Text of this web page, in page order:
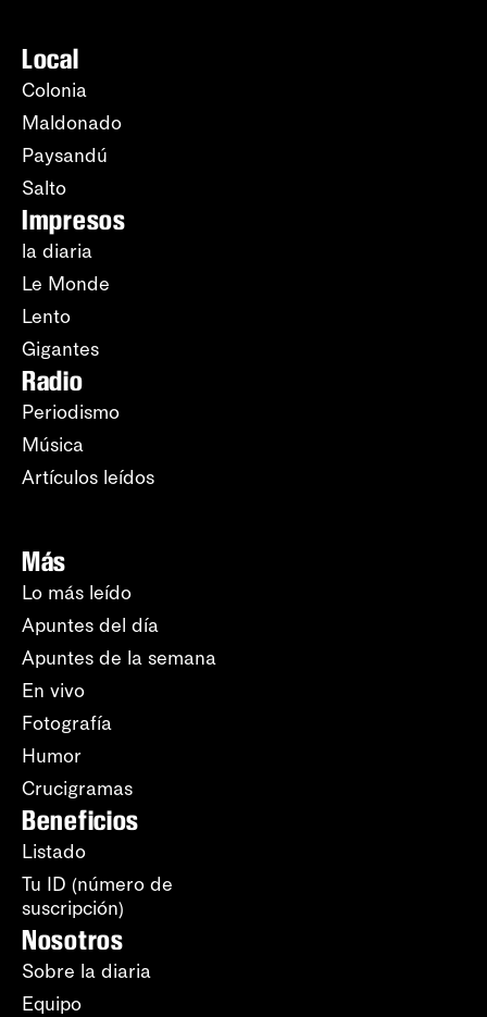
Local
Colonia
Maldonado
Paysandú
Salto
Impresos
la diaria
Le Monde
Lento
Gigantes
Radio
Periodismo
Música
Artículos leídos
Más
Lo más leído
Apuntes del día
Apuntes de la semana
En vivo
Fotografía
Humor
Crucigramas
Beneficios
Listado
Tu ID (número de
suscripción)
Nosotros
Sobre la diaria
Equipo